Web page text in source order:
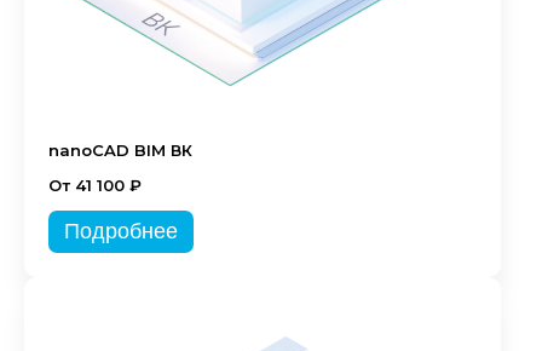
nanoCAD BIM ВК
От 41 100 ₽
Подробнее